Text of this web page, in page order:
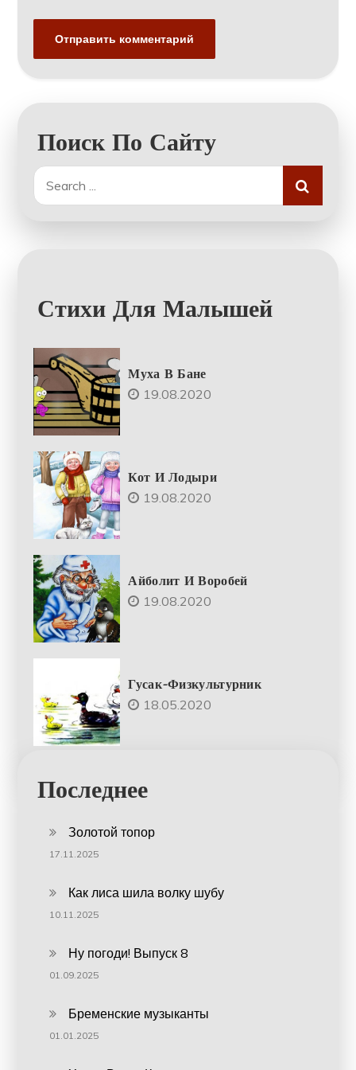
Поиск По Сайту
Search
for:
Стихи Для Малышей
Муха В Бане
19.08.2020
Кот И Лодыри
19.08.2020
Айболит И Воробей
19.08.2020
Гусак-Физкультурник
18.05.2020
Последнее
Золотой топор
17.11.2025
Как лиса шила волку шубу
10.11.2025
Ну погоди! Выпуск 8
01.09.2025
Бременские музыканты
01.01.2025